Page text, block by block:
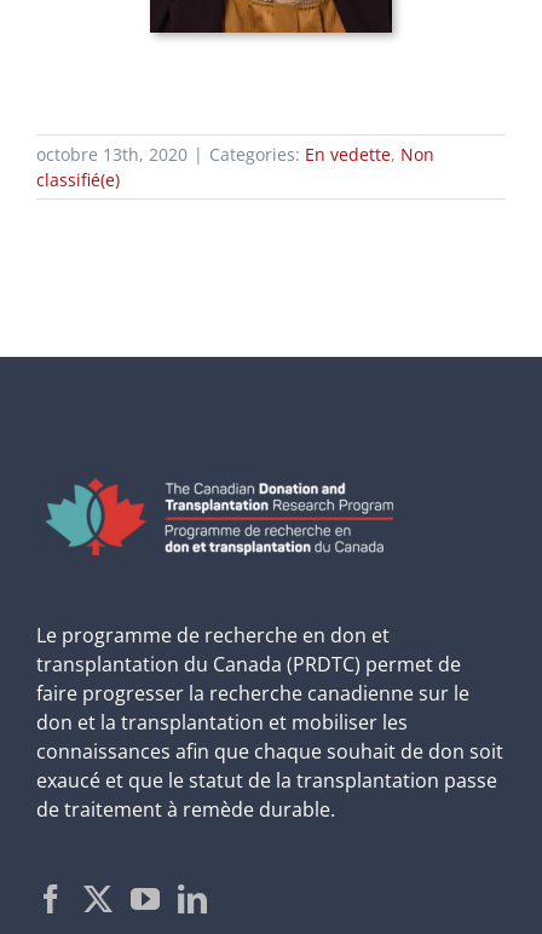
octobre 13th, 2020 | Categories: En vedette, Non
classifié(e)
Le programme de recherche en don et
transplantation du Canada (PRDTC) permet de
faire progresser la recherche canadienne sur le
don et la transplantation et mobiliser les
connaissances afin que chaque souhait de don soit
exaucé et que le statut de la transplantation passe
de traitement à remède durable.